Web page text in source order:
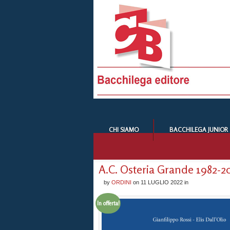
CHI SIAMO BACCHILEGA JUNIOR
A.C. Osteria Grande 1982-
by ORDINI on 11 LUGLIO 2022 in
In offerta!